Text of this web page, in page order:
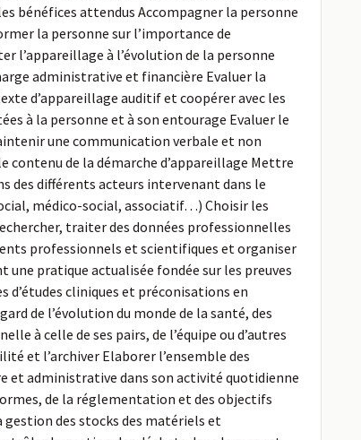
bénéfices attendus Accompagner la personne
la personne sur l’importance de
l’appareillage à l’évolution de la personne
administrative et financière Evaluer la
d’appareillage auditif et coopérer avec les
à la personne et à son entourage Evaluer le
une communication verbale et non
contenu de la démarche d’appareillage Mettre
des différents acteurs intervenant dans le
médico-social, associatif…) Choisir les
traiter des données professionnelles
professionnels et scientifiques et organiser
pratique actualisée fondée sur les preuves
cliniques et préconisations en
de l’évolution du monde de la santé, des
à celle de ses pairs, de l’équipe ou d’autres
et l’archiver Elaborer l’ensemble des
et administrative dans son activité quotidienne
de la réglementation et des objectifs
gestion des stocks des matériels et